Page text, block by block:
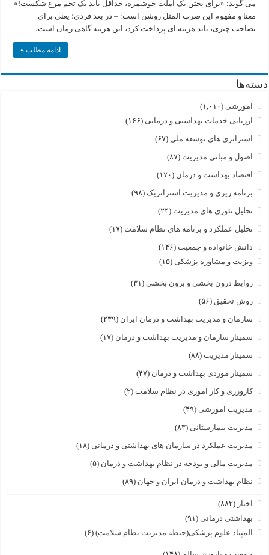
نباشیم!
می گوید: «برای پختن یک املت خوشمزه، حداقل باید یک تخم مرغ شکست!»
معنا و مفهوم این ضرب المثل روشن است: – در بعد فردی؛ یعنی برای
تصاحب چیزی، باید هزینه ای پرداخت کرد، این هزینه گاهی زمان است، ...
ادامه مطلب »
دسته‌ها
آموزشی (۱,۰۱۰)
ارزیابی خدمات بهداشتی و درمانی (۱۶۶)
استراتژی های توسعه ملی (۶۷)
اصول و مبانی مدیریت (۸۷)
اقتصاد بهداشت و درمان (۱۷۰)
برنامه ریزی و مدیریت استراتژیک (۹۸)
تحلیل تئوری های مدیریت (۲۴)
تحلیل عملکرد و برنامه های نظام سلامت (۱۷)
دانش خانواده و جمعیت (۱۴۶)
ویزیت و مشاوره پزشکی (۱۵)
روابط درون بخشی و برون بخشی (۳۱)
روش تحقیق (۵۶)
سازمان و مدیریت بهداشت و درمان ایران (۲۳۹)
سمینار سازمان و مدیریت بهداشت و درمان (۱۷)
سمینار مدیریت (۸۸)
سمینار موردی بهداشت و درمان (۴۷)
کارورزی و کار آموزی در نظام سلامت (۲)
مدیریت آموزشی (۴۹)
مدیریت بیمارستانی (۸۳)
مدیریت عملکرد در سازمان های بهداشتی و درمانی (۱۸)
مدیریت مالی و بودجه در نظام بهداشت و درمان (۵)
نظام بهداشت و درمان ایران و جهان (۸۹)
اخبار (۸۸۲)
بهداشتی درمانی (۹۱)
المپیاد علوم پزشکی(حیطه مدیریت نظام سلامت) (۶)